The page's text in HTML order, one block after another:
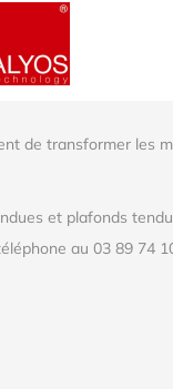
de transformer les
et plafonds
au 03 89 74